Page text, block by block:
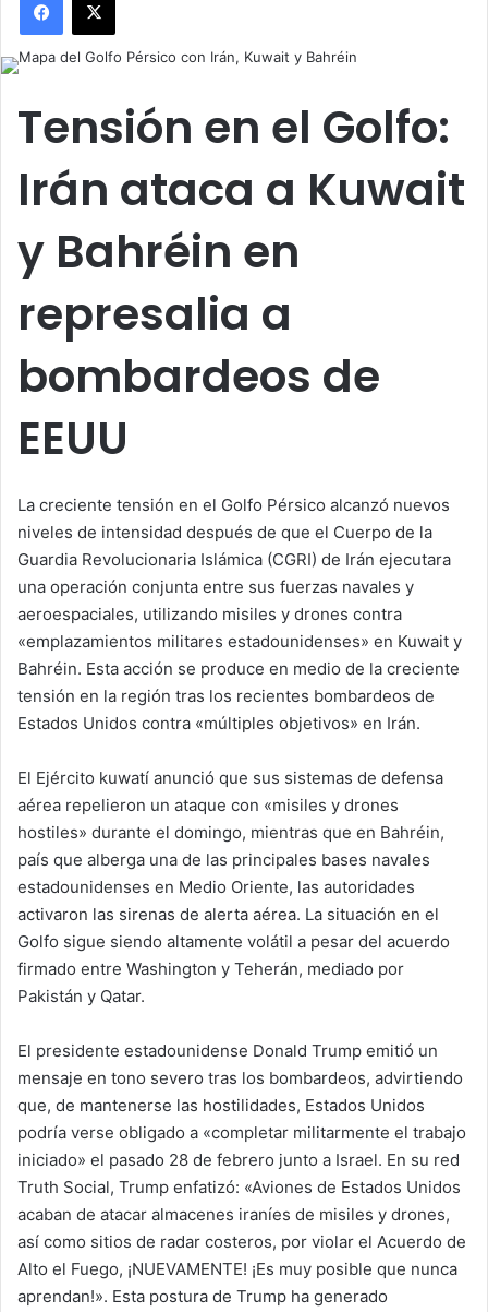
Tensión en el Golfo:
Irán ataca a Kuwait
y Bahréin en
represalia a
bombardeos de
EEUU
La creciente tensión en el Golfo Pérsico alcanzó nuevos
niveles de intensidad después de que el Cuerpo de la
Guardia Revolucionaria Islámica (CGRI) de Irán ejecutara
una operación conjunta entre sus fuerzas navales y
aeroespaciales, utilizando misiles y drones contra
«emplazamientos militares estadounidenses» en Kuwait y
Bahréin. Esta acción se produce en medio de la creciente
tensión en la región tras los recientes bombardeos de
Estados Unidos contra «múltiples objetivos» en Irán.
El Ejército kuwatí anunció que sus sistemas de defensa
aérea repelieron un ataque con «misiles y drones
hostiles» durante el domingo, mientras que en Bahréin,
país que alberga una de las principales bases navales
estadounidenses en Medio Oriente, las autoridades
activaron las sirenas de alerta aérea. La situación en el
Golfo sigue siendo altamente volátil a pesar del acuerdo
firmado entre Washington y Teherán, mediado por
Pakistán y Qatar.
El presidente estadounidense Donald Trump emitió un
mensaje en tono severo tras los bombardeos, advirtiendo
que, de mantenerse las hostilidades, Estados Unidos
podría verse obligado a «completar militarmente el trabajo
iniciado» el pasado 28 de febrero junto a Israel. En su red
Truth Social, Trump enfatizó: «Aviones de Estados Unidos
acaban de atacar almacenes iraníes de misiles y drones,
así como sitios de radar costeros, por violar el Acuerdo de
Alto el Fuego, ¡NUEVAMENTE! ¡Es muy posible que nunca
aprendan!». Esta postura de Trump ha generado